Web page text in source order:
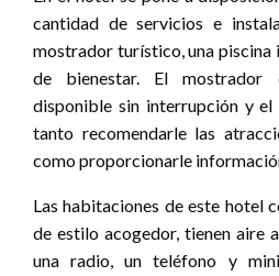
cantidad de servicios e
mostrador turístico, una piscina
de bienestar. El
disponible sin interrupción y el
tanto recomendarle las
como proporcionarle
Las habitaciones de este hotel
de estilo acogedor, tienen aire
una radio, un teléfono y